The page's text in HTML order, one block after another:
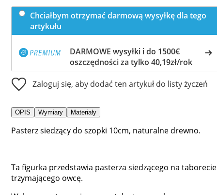
Chciałbym otrzymać darmową wysyłkę dla tego
artykułu
DARMOWE wysyłki i do 1500€
oszczędności za tylko 40,19zł/rok
Zaloguj się, aby dodać ten artykuł do listy życzeń
OPIS Wymiary Materiały
Pasterz siedzący do szopki 10cm, naturalne drewno.
Ta figurka przedstawia pasterza siedzącego na taborecie
trzymającego owcę.